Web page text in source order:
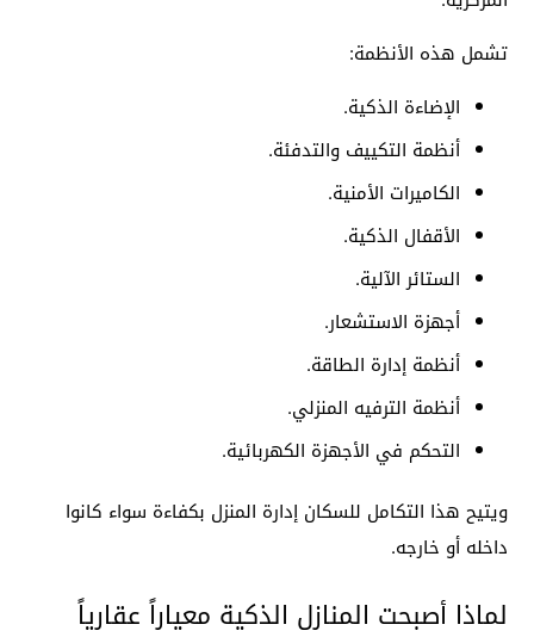
تشمل هذه الأنظمة:
الإضاءة الذكية.
أنظمة التكييف والتدفئة.
الكاميرات الأمنية.
الأقفال الذكية.
الستائر الآلية.
أجهزة الاستشعار.
أنظمة إدارة الطاقة.
أنظمة الترفيه المنزلي.
التحكم في الأجهزة الكهربائية.
ويتيح هذا التكامل للسكان إدارة المنزل بكفاءة سواء كانوا
داخله أو خارجه.
لماذا أصبحت المنازل الذكية معياراً عقارياً